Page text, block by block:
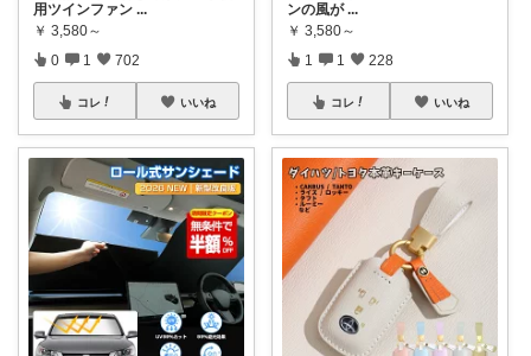
用ツインファン ...
￥ 3,580～
0 1 702
コレ いいね
ンの風が ...
￥ 3,580～
1 1 228
コレ いいね